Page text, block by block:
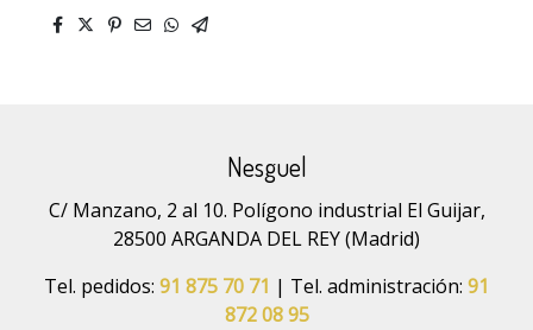
Nesguel
C/ Manzano, 2 al 10. Polígono industrial El Guijar,
28500 ARGANDA DEL REY (Madrid)
Tel. pedidos: 91 875 70 71 | Tel. administración: 91
872 08 95